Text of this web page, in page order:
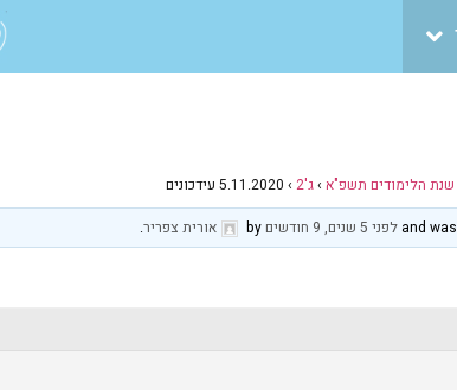
שנת הלימודים תשפ"א ›ג'2 › 5.11.2020 עידכונים
לפני 5 שנים, 9 חודשים אורית צפריר.